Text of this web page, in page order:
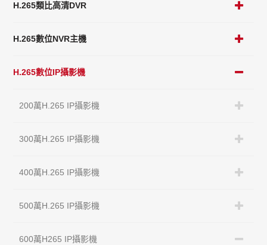
H.265類比高清DVR
H.265數位NVR主機
H.265數位IP攝影機
200萬H.265 IP攝影機
300萬H.265 IP攝影機
400萬H.265 IP攝影機
500萬H.265 IP攝影機
600萬H265 IP攝影機